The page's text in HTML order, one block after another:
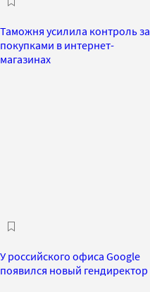
Таможня усилила контроль за
покупками в интернет-
магазинах
У российского офиса Google
появился новый гендиректор